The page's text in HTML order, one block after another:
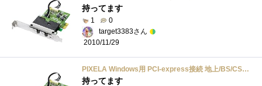
持ってます
1
0
target3383さん
2010/11/29
PIXELA Windows用 PCI-express接続 地上/BS/CS 110度 3波 キャプチャーボード PIX-DT096-PE0
持ってます